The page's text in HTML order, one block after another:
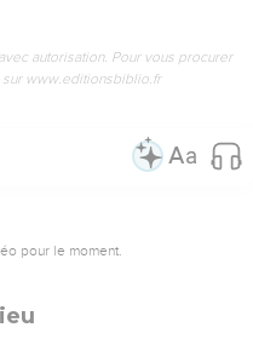
autorisation. Pour vous procurer
www.editionsbiblio.fr
pour le moment.